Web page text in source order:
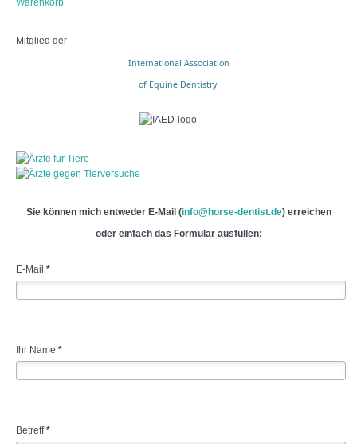
Warenkorb
Mitglied der
International Association
of Equine Dentistry
Sie können mich entweder E-Mail (info@horse-dentist.de) erreichen
oder einfach das Formular ausfüllen:
E-Mail *
Ihr Name *
Betreff *